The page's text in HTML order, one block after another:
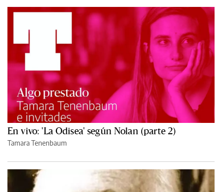
En vivo: 'La Odisea' según Nolan (parte 2)
Tamara Tenenbaum